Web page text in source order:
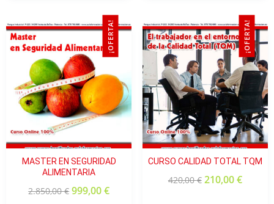
María Ángela
Valoración:★★★★★ (5.0)
“Curso muy completo. Plataforma muy dinámica.
Atención excelente.”
Elisabeth
Valoración:★★★★★ (5.0)
¡OFERTA!
MASTER EN SEGURIDAD
ALIMENTARIA
2.850,00€ 999,00€
¡OFERTA!
CURSO CALIDAD TOTAL TQM
420,00€ 210,00€